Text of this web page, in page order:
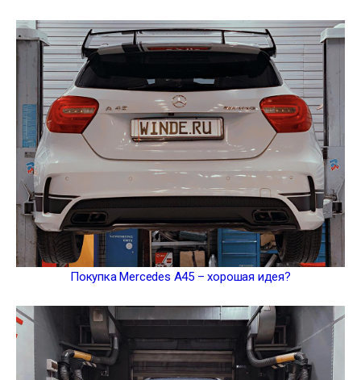
Покупка Mercedes A45 – хорошая идея?